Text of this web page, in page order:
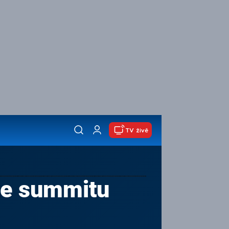
TV živě
summitu